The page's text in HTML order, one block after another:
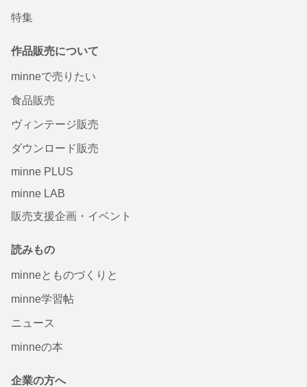
特集
作品販売について
minneで売りたい
食品販売
ヴィンテージ販売
ダウンロード販売
minne PLUS
minne LAB
販売支援企画・イベント
読みもの
minneとものづくりと
minne学習帖
ニュース
minneの本
企業の方へ